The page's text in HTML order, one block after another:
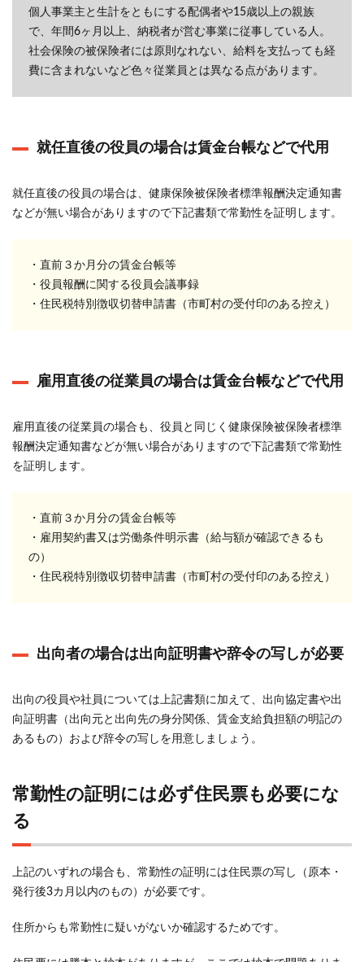
個人事業主と生計をともにする配偶者や15歳以上の親族
で、年間6ヶ月以上、納税者が営む事業に従事している人。
社会保険の被保険者には原則なれない、給料を支払っても経
費に含まれないなど色々従業員とは異なる点があります。
就任直後の役員の場合は賃金台帳などで代用
就任直後の役員の場合は、健康保険被保険者標準報酬決定通知書
などが無い場合がありますので下記書類で常勤性を証明します。
・直前３か月分の賃金台帳等
・役員報酬に関する役員会議事録
・住民税特別徴収切替申請書（市町村の受付印のある控え）
雇用直後の従業員の場合は賃金台帳などで代用
雇用直後の従業員の場合も、役員と同じく健康保険被保険者標準
報酬決定通知書などが無い場合がありますので下記書類で常勤性
を証明します。
・直前３か月分の賃金台帳等
・雇用契約書又は労働条件明示書（給与額が確認できるも
の）
・住民税特別徴収切替申請書（市町村の受付印のある控え）
出向者の場合は出向証明書や辞令の写しが必要
出向の役員や社員については上記書類に加えて、出向協定書や出
向証明書（出向元と出向先の身分関係、賃金支給負担額の明記の
あるもの）および辞令の写しを用意しましょう。
常勤性の証明には必ず住民票も必要にな
る
上記のいずれの場合も、常勤性の証明には住民票の写し（原本・
発行後3カ月以内のもの）が必要です。
住所からも常勤性に疑いがないか確認するためです。